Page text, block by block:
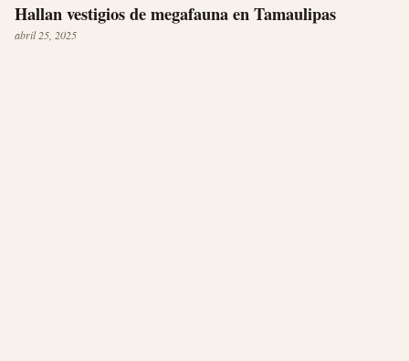
Hallan vestigios de megafauna en Tamaulipas
abril 25, 2025